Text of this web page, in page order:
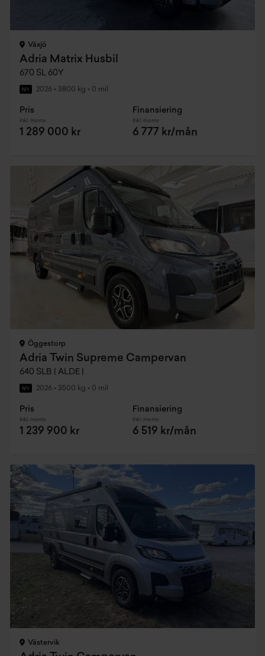
Växjö
Adria Matrix Husbil
670 SL 60Y
NY 2026 • 3800 kg • 0 mil
Pris
Inkl. moms
1 289 000 kr
Finansiering
Inkl. moms
6 777 kr/mån
Öggestorp
Adria Twin Supreme Campervan
640 SLB | ALDE |
NY 2026 • 3500 kg • 0 mil
Pris
Inkl. moms
1 239 900 kr
Finansiering
Inkl. moms
6 519 kr/mån
Västervik